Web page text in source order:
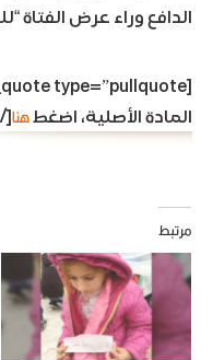
الدافع وراء عرض الفتاة
[dt_quote type=”pullquote”]
المادة الأصلية، اضغطهنا[/dt_quote]
مرتبط